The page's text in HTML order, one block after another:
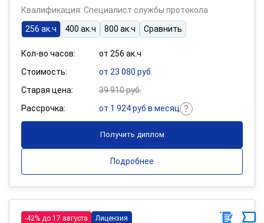
Квалификация: Специалист службы протокола
256 ак.ч
400 ак.ч 800 ак.ч Сравнить
Кол-во часов:
от 256 ак.ч
Стоимость:
от 23 080 руб.
Старая цена:
39 910 руб.
Рассрочка:
от 1 924 руб в месяц
Получить диплом
Подробнее
-42% до 17 августа Лицензия